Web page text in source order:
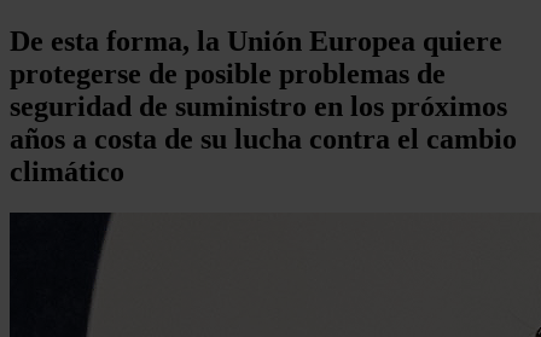
De esta forma, la Unión Europea quiere
protegerse de posible problemas de
seguridad de suministro en los próximos
años a costa de su lucha contra el cambio
climático